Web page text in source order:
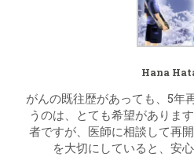
Hana
がんの既往歴があっても、5年
うのは、とても希望がありま
者ですが、医師に相談して再
を大切にしていると、安